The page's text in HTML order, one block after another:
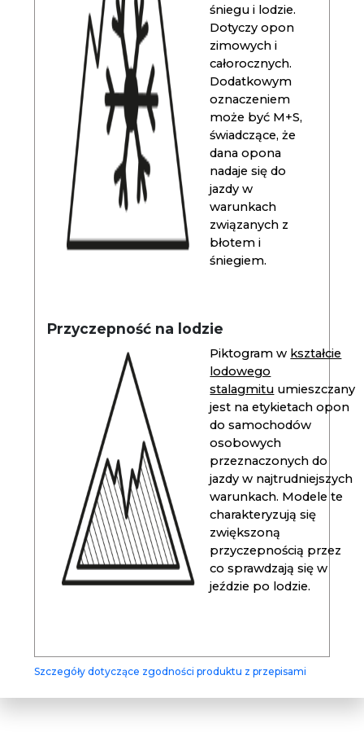
śniegu i lodzie.
Dotyczy opon
zimowych i
całorocznych.
Dodatkowym
oznaczeniem
może być M+S,
świadczące, że
dana opona
nadaje się do
jazdy w
warunkach
związanych z
błotem i
śniegiem.
Przyczepność na lodzie
Piktogram w kształcie
lodowego
stalagmitu umieszczany
jest na etykietach opon
do samochodów
osobowych
przeznaczonych do
jazdy w najtrudniejszych
warunkach. Modele te
charakteryzują się
zwiększoną
przyczepnością przez
co sprawdzają się w
jeździe po lodzie.
Szczegóły dotyczące zgodności produktu z przepisami